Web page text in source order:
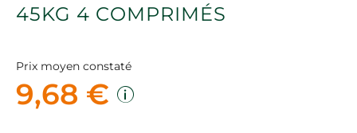
45KG 4 COMPRIMÉS
Prix moyen constaté
9,68 €